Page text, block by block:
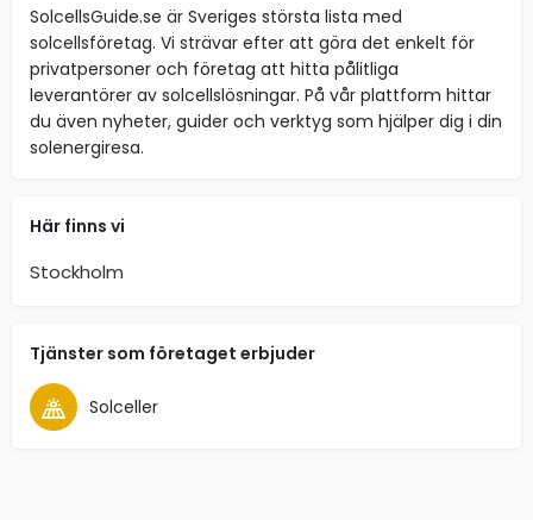
SolcellsGuide.se är Sveriges största lista med
solcellsföretag. Vi strävar efter att göra det enkelt för
privatpersoner och företag att hitta pålitliga
leverantörer av solcellslösningar. På vår plattform hittar
du även nyheter, guider och verktyg som hjälper dig i din
solenergiresa.
Här finns vi
Stockholm
Tjänster som företaget erbjuder
Solceller